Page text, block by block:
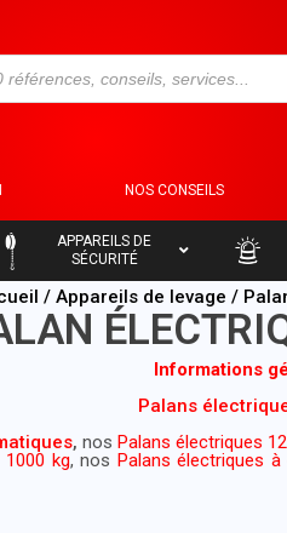
NOS CONSEILS
APPAREILS DE
SÉCURITÉ
/Appareils de levage /
Informations
Palans
,nosPalans électriques
1000 kg, nos Palans électriques à